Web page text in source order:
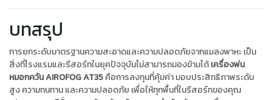
บทสรุป
การยกระดับมาตรฐานความสะอาดและความปลอดภัยจากแมลงพาหะ เป็น
สิ่งที่โรงแรมและรีสอร์ทในยุคปัจจุบันไม่สามารถมองข้ามได้เครื่องพ่น
หมอกควัน AIROFOG AT35คือการลงทุนที่คุ้มค่า มอบประสิทธิภาพระดับ
สูง ความทนทาน และความปลอดภัย เพื่อให้ทุกพื้นที่ในรีสอร์ทของคุณ